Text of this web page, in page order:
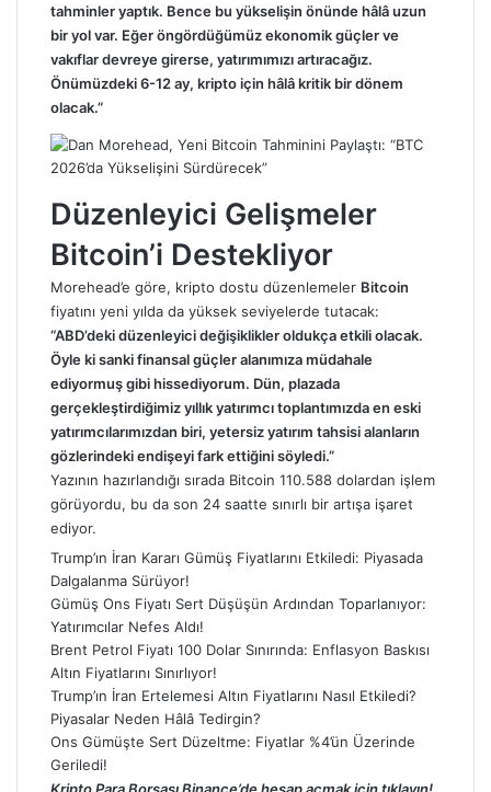
tahminler yaptık. Bence bu yükselişin önünde hâlâ uzun
bir yol var. Eğer öngördüğümüz ekonomik güçler ve
vakıflar devreye girerse, yatırımımızı artıracağız.
Önümüzdeki 6-12 ay, kripto için hâlâ kritik bir dönem
olacak.”
Düzenleyici Gelişmeler
Bitcoin’i Destekliyor
Morehead’e göre, kripto dostu düzenlemeler Bitcoin
fiyatını yeni yılda da yüksek seviyelerde tutacak:
“ABD’deki düzenleyici değişiklikler oldukça etkili olacak.
Öyle ki sanki finansal güçler alanımıza müdahale
ediyormuş gibi hissediyorum. Dün, plazada
gerçekleştirdiğimiz yıllık yatırımcı toplantımızda en eski
yatırımcılarımızdan biri, yetersiz yatırım tahsisi alanların
gözlerindeki endişeyi fark ettiğini söyledi.”
Yazının hazırlandığı sırada Bitcoin 110.588 dolardan işlem
görüyordu, bu da son 24 saatte sınırlı bir artışa işaret
ediyor.
Trump’ın İran Kararı Gümüş Fiyatlarını Etkiledi: Piyasada
Dalgalanma Sürüyor!
Gümüş Ons Fiyatı Sert Düşüşün Ardından Toparlanıyor:
Yatırımcılar Nefes Aldı!
Brent Petrol Fiyatı 100 Dolar Sınırında: Enflasyon Baskısı
Altın Fiyatlarını Sınırlıyor!
Trump’ın İran Ertelemesi Altın Fiyatlarını Nasıl Etkiledi?
Piyasalar Neden Hâlâ Tedirgin?
Ons Gümüşte Sert Düzeltme: Fiyatlar %4’ün Üzerinde
Geriledi!